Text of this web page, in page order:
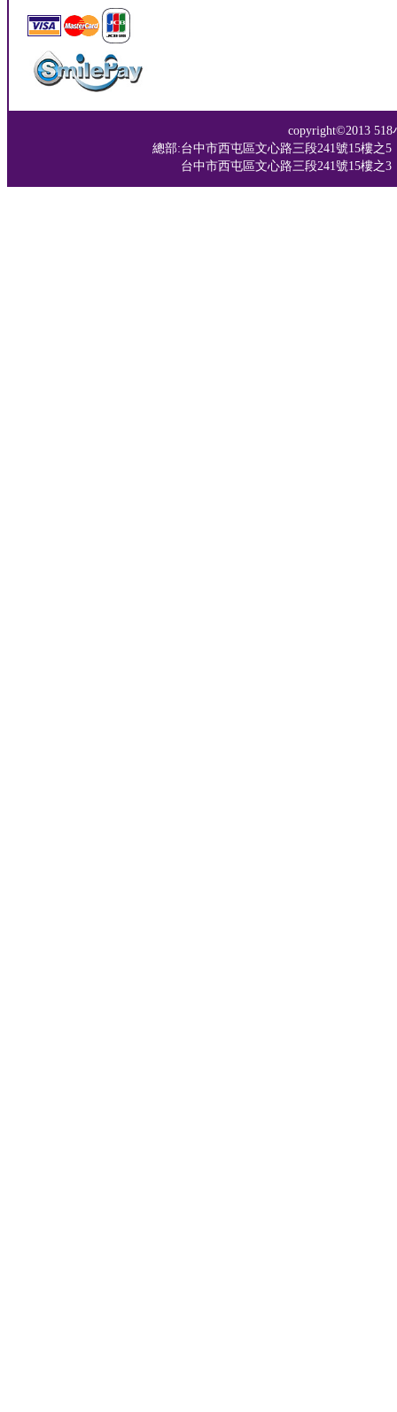
copyright©2013
總部:台中市西屯區文心路三段241號15樓之
台中市西屯區文心路三段241號15樓